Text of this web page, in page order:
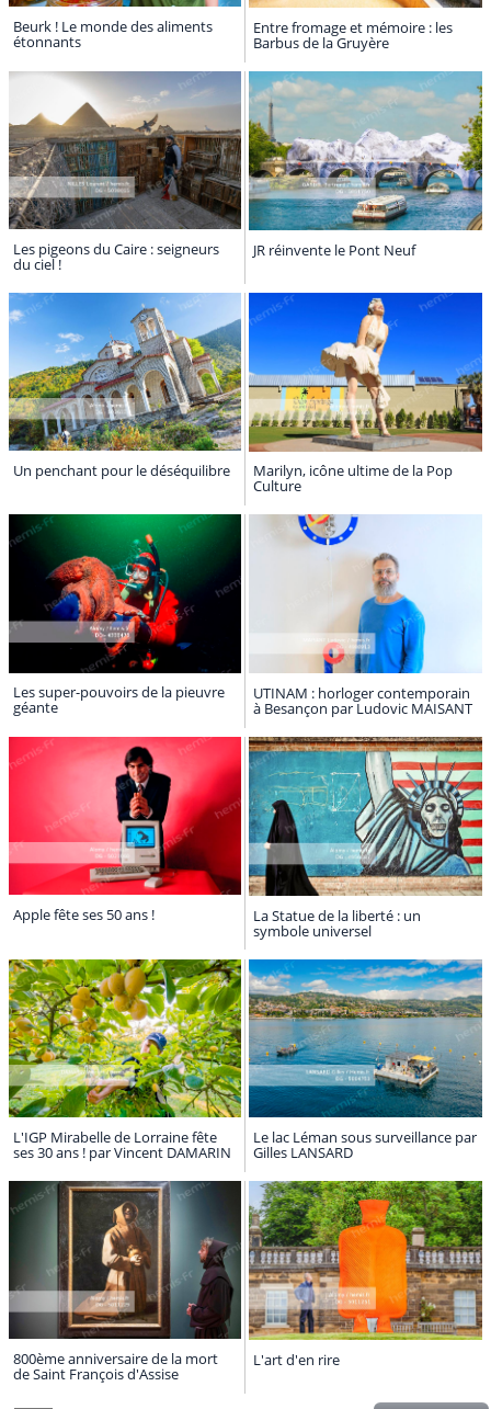
Beurk ! Le monde des aliments
étonnants
Entre fromage et mémoire : les
Barbus de la Gruyère
Les pigeons du Caire : seigneurs
du ciel !
JR réinvente le Pont Neuf
Un penchant pour le déséquilibre Marilyn, icône ultime de la Pop
Culture
Les super-pouvoirs de la pieuvre
géante
UTINAM : horloger contemporain
à Besançon par Ludovic MAISANT
Apple fête ses 50 ans ! La Statue de la liberté : un
symbole universel
L'IGP Mirabelle de Lorraine fête
ses 30 ans ! par Vincent DAMARIN
Le lac Léman sous surveillance par
Gilles LANSARD
800ème anniversaire de la mort
de Saint François d'Assise
L'art d'en rire